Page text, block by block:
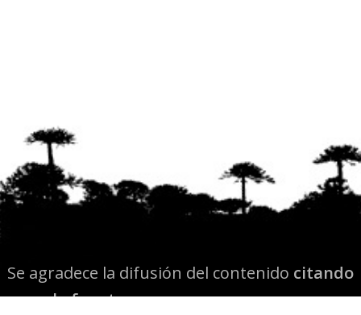
Se agradece la difusión del contenido citando
la fuente www.mapuexpress.org